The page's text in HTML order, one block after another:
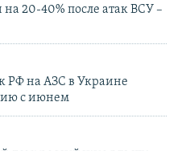
20-40% после атак ВСУ –
РФ на АЗС в Украине
с июнем